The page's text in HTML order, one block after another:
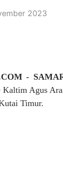
2023
-
Kaltim Agus
Timur.